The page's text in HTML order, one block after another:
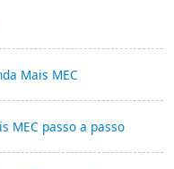
Mais MEC
MEC passo a passo